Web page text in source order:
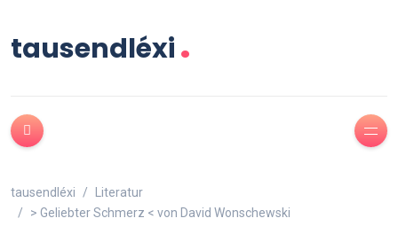
tausendléxi.
tausendléxi
Literatur
> Geliebter Schmerz < von David Wonschewski